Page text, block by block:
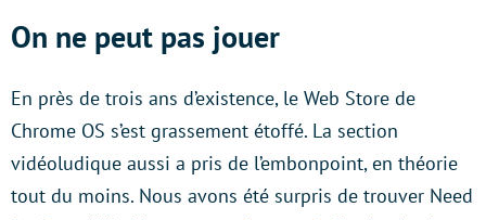
On ne peut pas jouer
En près de trois ans d’existence, le Web Store de
Chrome OS s’est grassement étoffé. La section
vidéoludique aussi a pris de l’embonpoint, en théorie
tout du moins. Nous avons été surpris de trouver Need